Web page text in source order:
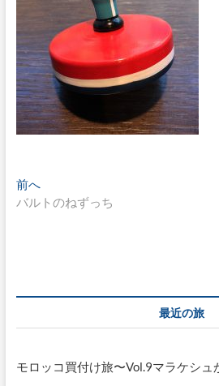
投
稿
ゲ
ョ
前へ過
去
バルトのねずっち
最近の旅
モロッコ買付け旅〜Vol.9マラケシュ